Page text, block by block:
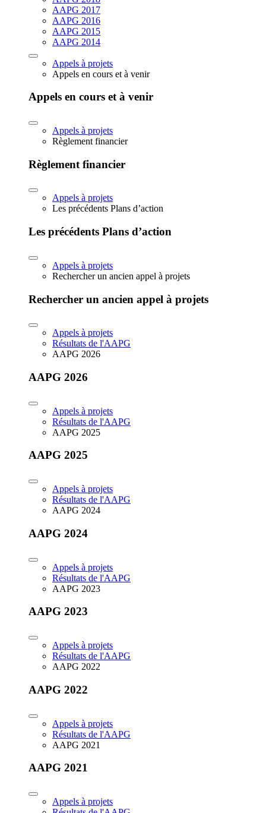
AAPG 2017
AAPG 2016
AAPG 2015
AAPG 2014
Appels à projets
Appels en cours et à venir
Appels en cours et à venir
Appels à projets
Règlement financier
Règlement financier
Appels à projets
Les précédents Plans d’action
Les précédents Plans d’action
Appels à projets
Rechercher un ancien appel à projets
Rechercher un ancien appel à projets
Appels à projets
Résultats de l'AAPG
AAPG 2026
AAPG 2026
Appels à projets
Résultats de l'AAPG
AAPG 2025
AAPG 2025
Appels à projets
Résultats de l'AAPG
AAPG 2024
AAPG 2024
Appels à projets
Résultats de l'AAPG
AAPG 2023
AAPG 2023
Appels à projets
Résultats de l'AAPG
AAPG 2022
AAPG 2022
Appels à projets
Résultats de l'AAPG
AAPG 2021
AAPG 2021
Appels à projets